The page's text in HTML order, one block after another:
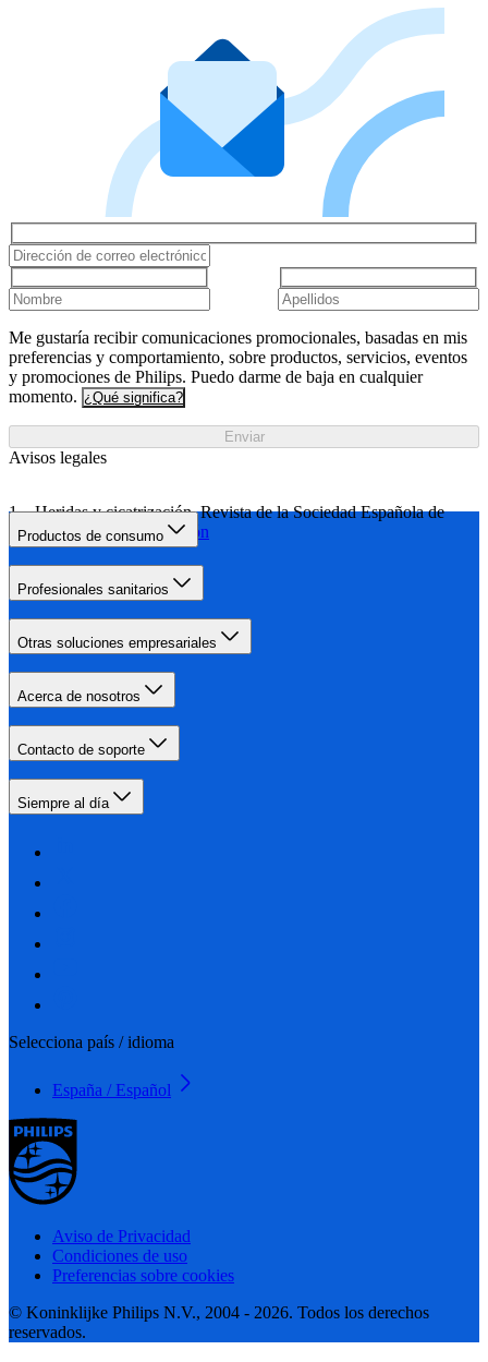
Me gustaría recibir comunicaciones promocionales, basadas en mis
preferencias y comportamiento, sobre productos, servicios, eventos
y promociones de Philips. Puedo darme de baja en cualquier
momento. ¿Qué significa?
Enviar
Avisos legales
Heridas y cicatrización, Revista de la Sociedad Española de
Heridas Más información
Productos de consumo
Profesionales sanitarios
Otras soluciones empresariales
Acerca de nosotros
Contacto de soporte
Siempre al día
Selecciona país / idioma
España / Español
Aviso de Privacidad
Condiciones de uso
Preferencias sobre cookies
© Koninklijke Philips N.V., 2004 - 2026. Todos los derechos
reservados.